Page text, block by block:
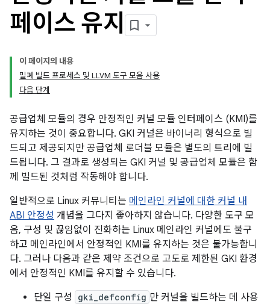
페이스 유지
이 페이지의 내용
밀폐 빌드 프로세스 및 LLVM 도구 모음 사용
다음 단계
공급업체 모듈의 경우 안정적인 커널 모듈 인터페이스 (KMI)를
유지하는 것이 중요합니다. GKI 커널은 바이너리 형식으로 빌
드되고 제공되지만 공급업체 로더블 모듈은 별도의 트리에 빌
드됩니다. 그 결과로 생성되는 GKI 커널 및 공급업체 모듈은 함
께 빌드된 것처럼 작동해야 합니다.
일반적으로 Linux 커뮤니티는 메인라인 커널에 대한 커널 내
ABI 안정성 개념을 그다지 좋아하지 않습니다. 다양한 도구 모
음, 구성 및 끊임없이 진화하는 Linux 메인라인 커널에도 불구
하고 메인라인에서 안정적인 KMI를 유지하는 것은 불가능합니
다. 그러나 다음과 같은 제약 조건으로 고도로 제한된 GKI 환경
에서 안정적인 KMI를 유지할 수 있습니다.
단일 구성
gki_defconfig 만 커널을 빌드하는 데 사용